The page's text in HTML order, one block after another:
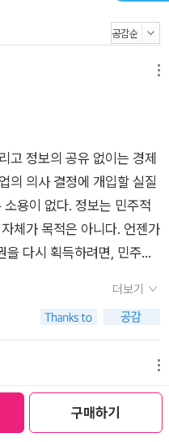
구매하기
이론적 점검
을 놓고 그 의미와 이론 구조
져본다. 피케티의 주장이
수준에서 미시적인 탄력
대해, 5장은 신고전주의
와 자유롭게 사고하는 ‘야
8장은 피케티가 ‘자본’이라
지적한다. 9장은 3부에서
논의로 넘어가는 사이, 다리
념으로 유명한 데이비드 와
격적으로 불평등의 정도가
이다. 브랑코 밀라노비치(1
평등의 실상이, 정치 시스
에 따라 크게 달라짐에 주
피케티가 민족국가 내의 불
판했고, 가레스 존스(12장)
재를 비판한다. 지리학이 불
고 정보의 공유 없이는 경제
의 의사 결정에 개입할 실질
용이 없다. 정보는 민주적
체가 목적은 아니다. 언젠가
다시 획득하려면, 민주주
시작해야할 것이다.(p662)
더보기